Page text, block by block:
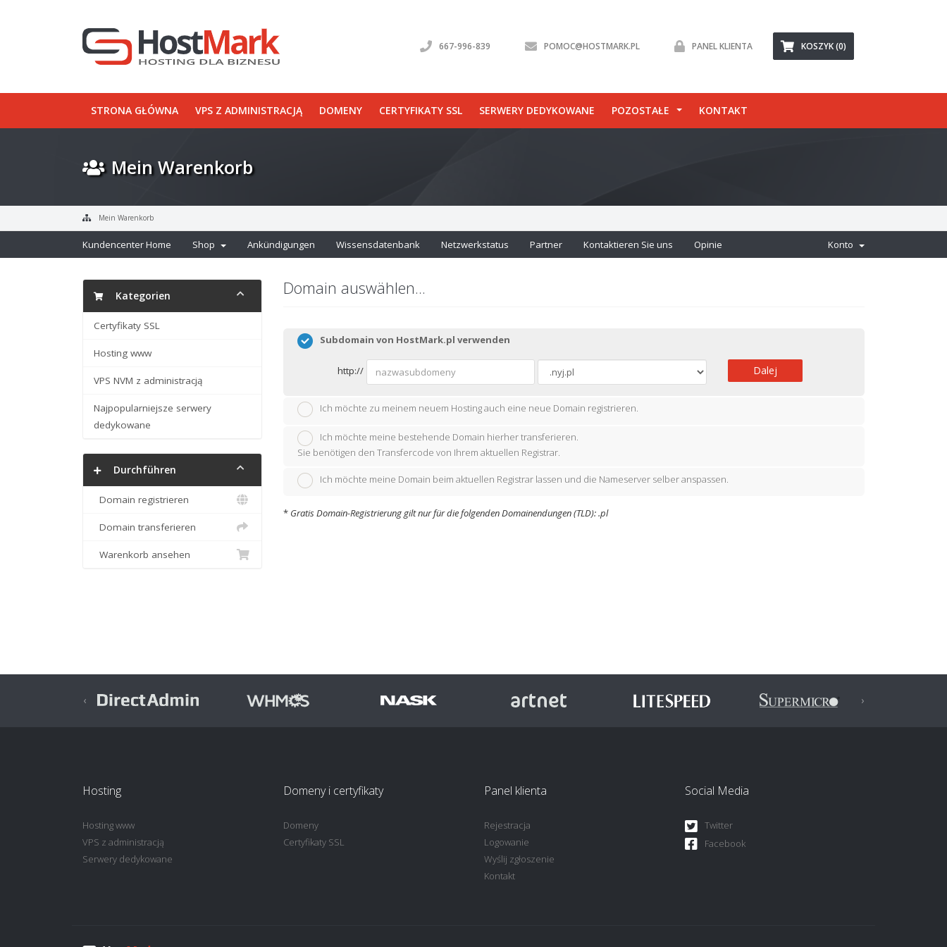
667-996-839 POMOC@HOSTMARK.PL PANEL KLIENTA KOSZYK (0)
STRONA GŁÓWNA VPS Z ADMINISTRACJĄ DOMENY CERTYFIKATY SSL SERWERY DEDYKOWANE POZOSTAŁE KONTAKT
Mein Warenkorb
Mein Warenkorb
Kundencenter Home Shop Ankündigungen Wissensdatenbank Netzwerkstatus Partner Kontaktieren Sie uns Opinie Konto
Domain auswählen...
Kategorien
Certyfikaty SSL
Hosting www
VPS NVM z administracją
Najpopularniejsze serwery
dedykowane
Durchführen
Domain registrieren
Domain transferieren
Warenkorb ansehen
Subdomain von HostMark.pl verwenden
http:// Dalej
Ich möchte zu meinem neuem Hosting auch eine neue Domain registrieren.
Ich möchte meine bestehende Domain hierher transferieren.
Sie benötigen den Transfercode von Ihrem aktuellen Registrar.
Ich möchte meine Domain beim aktuellen Registrar lassen und die Nameserver selber anspassen.
* Gratis Domain-Registrierung gilt nur für die folgenden Domainendungen (TLD): .pl
Previous
‹ Next
›
Hosting
Hosting www
VPS z administracją
Serwery dedykowane
Domeny i certyfikaty
Domeny
Certyfikaty SSL
Panel klienta
Rejestracja
Logowanie
Wyślij zgłoszenie
Kontakt
Social Media
Twitter
Facebook